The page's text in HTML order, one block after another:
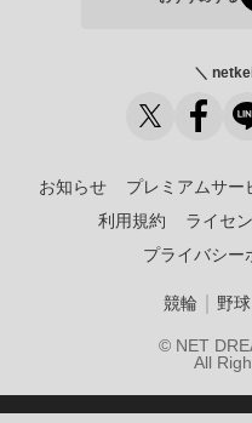
＼
お知らせ プレミアムサー
利用規約
ライセ
プライバシー
競輪 野球
© NET
All